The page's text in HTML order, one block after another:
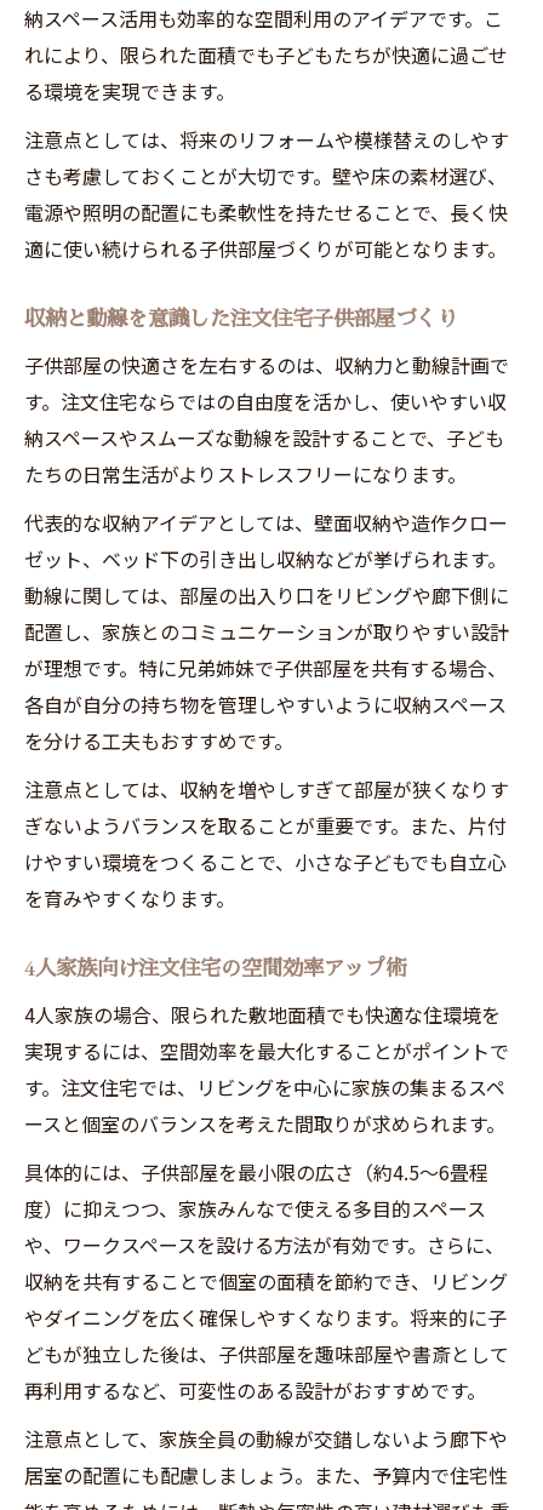
納スペース活用も効率的な空間利用のアイデアです。こ
れにより、限られた面積でも子どもたちが快適に過ごせ
る環境を実現できます。
注意点としては、将来のリフォームや模様替えのしやす
さも考慮しておくことが大切です。壁や床の素材選び、
電源や照明の配置にも柔軟性を持たせることで、長く快
適に使い続けられる子供部屋づくりが可能となります。
収納と動線を意識した注文住宅子供部屋づくり
子供部屋の快適さを左右するのは、収納力と動線計画で
す。注文住宅ならではの自由度を活かし、使いやすい収
納スペースやスムーズな動線を設計することで、子ども
たちの日常生活がよりストレスフリーになります。
代表的な収納アイデアとしては、壁面収納や造作クロー
ゼット、ベッド下の引き出し収納などが挙げられます。
動線に関しては、部屋の出入り口をリビングや廊下側に
配置し、家族とのコミュニケーションが取りやすい設計
が理想です。特に兄弟姉妹で子供部屋を共有する場合、
各自が自分の持ち物を管理しやすいように収納スペース
を分ける工夫もおすすめです。
注意点としては、収納を増やしすぎて部屋が狭くなりす
ぎないようバランスを取ることが重要です。また、片付
けやすい環境をつくることで、小さな子どもでも自立心
を育みやすくなります。
4人家族向け注文住宅の空間効率アップ術
4人家族の場合、限られた敷地面積でも快適な住環境を
実現するには、空間効率を最大化することがポイントで
す。注文住宅では、リビングを中心に家族の集まるスペ
ースと個室のバランスを考えた間取りが求められます。
具体的には、子供部屋を最小限の広さ（約4.5～6畳程
度）に抑えつつ、家族みんなで使える多目的スペース
や、ワークスペースを設ける方法が有効です。さらに、
収納を共有することで個室の面積を節約でき、リビング
やダイニングを広く確保しやすくなります。将来的に子
どもが独立した後は、子供部屋を趣味部屋や書斎として
再利用するなど、可変性のある設計がおすすめです。
注意点として、家族全員の動線が交錯しないよう廊下や
居室の配置にも配慮しましょう。また、予算内で住宅性